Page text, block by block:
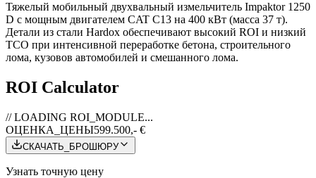
Тяжелый мобильный двухвальный измельчитель Impaktor 1250
D с мощным двигателем CAT C13 на 400 кВт (масса 37 т).
Детали из стали Hardox обеспечивают высокий ROI и низкий
TCO при интенсивной переработке бетона, строительного
лома, кузовов автомобилей и смешанного лома.
ROI Calculator
// LOADING ROI_MODULE...
ОЦЕНКА_ЦЕНЫ599.500,- €
СКАЧАТЬ_БРОШЮРУ
Узнать точную цену